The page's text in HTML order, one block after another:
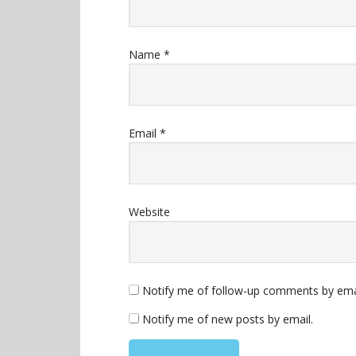
Name *
Email *
Website
Notify me of follow-up comments by
Notify me of new posts by email.